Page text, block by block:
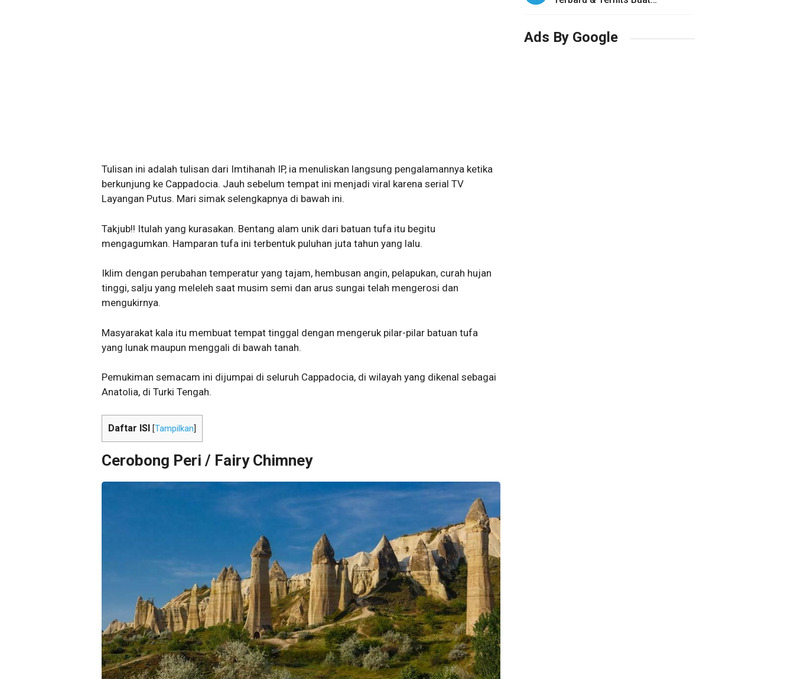
Tulisan ini adalah tulisan dari Imtihanah IP, ia menuliskan langsung pengalamannya ketika
berkunjung ke Cappadocia. Jauh sebelum tempat ini menjadi viral karena serial TV
Layangan Putus. Mari simak selengkapnya di bawah ini.
Takjub!! Itulah yang kurasakan. Bentang alam unik dari batuan tufa itu begitu
mengagumkan. Hamparan tufa ini terbentuk puluhan juta tahun yang lalu.
Iklim dengan perubahan temperatur yang tajam, hembusan angin, pelapukan, curah hujan
tinggi, salju yang meleleh saat musim semi dan arus sungai telah mengerosi dan
mengukirnya.
Masyarakat kala itu membuat tempat tinggal dengan mengeruk pilar-pilar batuan tufa
yang lunak maupun menggali di bawah tanah.
Pemukiman semacam ini dijumpai di seluruh Cappadocia, di wilayah yang dikenal sebagai
Anatolia, di Turki Tengah.
Daftar ISI [Tampilkan
Cerobong Peri / Fairy Chimney
Ads By Google